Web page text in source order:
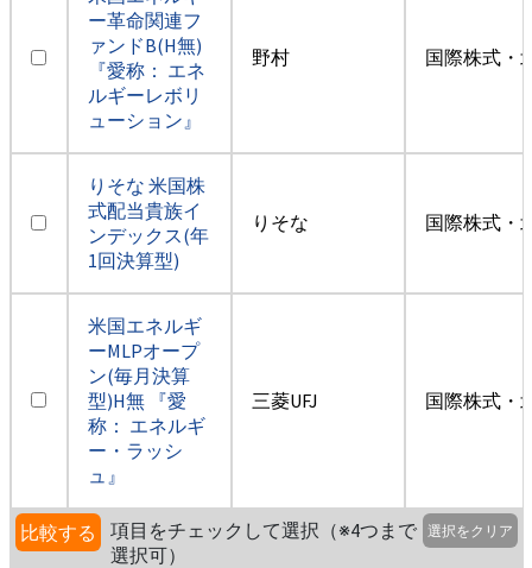
ー革命関連フ
ァンドB(H無)
『愛称： エネ
ルギーレボリ
ューション』
野村 国際株式・
りそな 米国株
式配当貴族イ
ンデックス(年
1回決算型)
りそな 国際株式・
米国エネルギ
ーMLPオープ
ン(毎月決算
型)H無 『愛
称： エネルギ
ー・ラッシ
ュ』
三菱UFJ 国際株式・
比較する
項目をチェックして選択（※4つまで
選択可）
選択をクリア